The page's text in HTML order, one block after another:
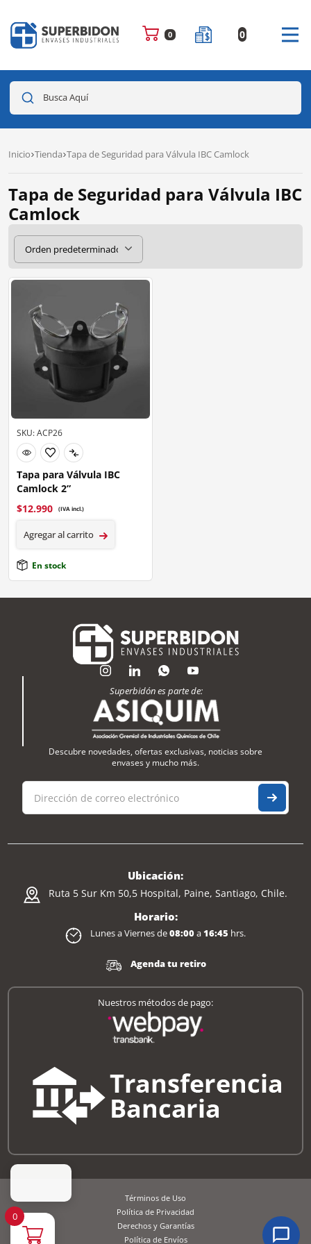
0 0
Busca Aquí
Inicio Tienda Tapa de Seguridad para Válvula IBC Camlock
Tapa de Seguridad para Válvula IBC
Camlock
SKU: ACP26
Tapa para Válvula IBC
Camlock 2”
$12.990 (IVA incl.)
Agregar al carrito
En stock
Superbidón es parte de:
Descubre novedades, ofertas exclusivas, noticias sobre
envases y mucho más.
Ubicación:
Ruta 5 Sur Km 50,5 Hospital, Paine, Santiago, Chile.
Horario:
Lunes a Viernes de08:00a16:45 hrs.
Agenda tu retiro
Nuestros métodos de pago:
Términos de Uso
Política de Privacidad
Derechos y Garantías
Política de Envíos
0